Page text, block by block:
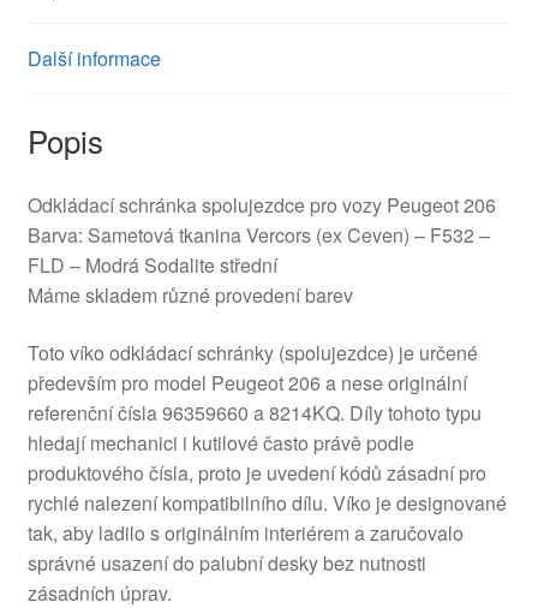
Další informace
Popis
Odkládací schránka spolujezdce pro vozy Peugeot 206
Barva: Sametová tkanina Vercors (ex Ceven) – F532 –
FLD – Modrá Sodalite střední
Máme skladem různé provedení barev
Toto víko odkládací schránky (spolujezdce) je určené
především pro model Peugeot 206 a nese originální
referenční čísla 96359660 a 8214KQ. Díly tohoto typu
hledají mechanici i kutilové často právě podle
produktového čísla, proto je uvedení kódů zásadní pro
rychlé nalezení kompatibilního dílu. Víko je designované
tak, aby ladilo s originálním interiérem a zaručovalo
správné usazení do palubní desky bez nutnosti
zásadních úprav.